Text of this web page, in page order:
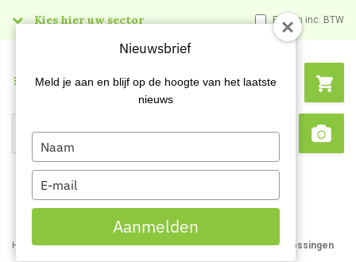
Kies hier uw sector Prijzen inc. BTW
Search
Menu
Home Blog Optimaliseer uw afvalbeheer met onze afvaloplossingen
Nieuwsbrief
Meld je aan en blijf op de hoogte van het laatste
nieuws
Type
your
name
Type
your
email
Aanmelden